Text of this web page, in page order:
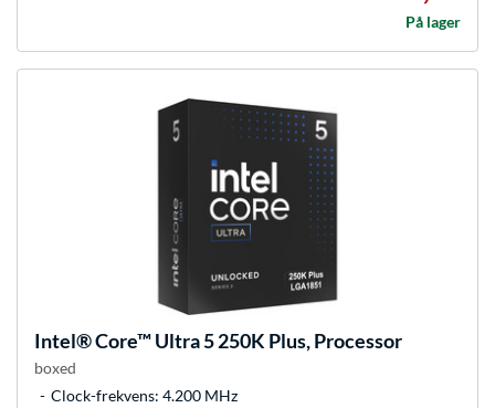
På lager
Intel®Core™ Ultra 5 250K Plus, Processor
boxed
Clock-frekvens: 4.200 MHz